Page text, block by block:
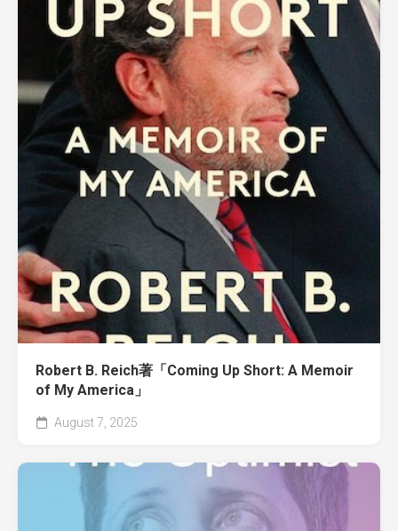
Robert B. Reich著「Coming Up Short: A Memoir
of My America」
August 7, 2025